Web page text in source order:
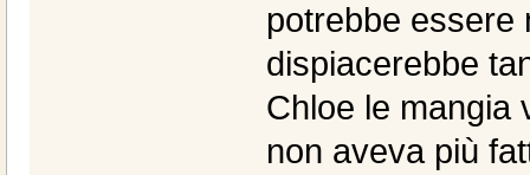
potrebbe essere
dispiacerebbe
Chloe le mangia
non aveva più